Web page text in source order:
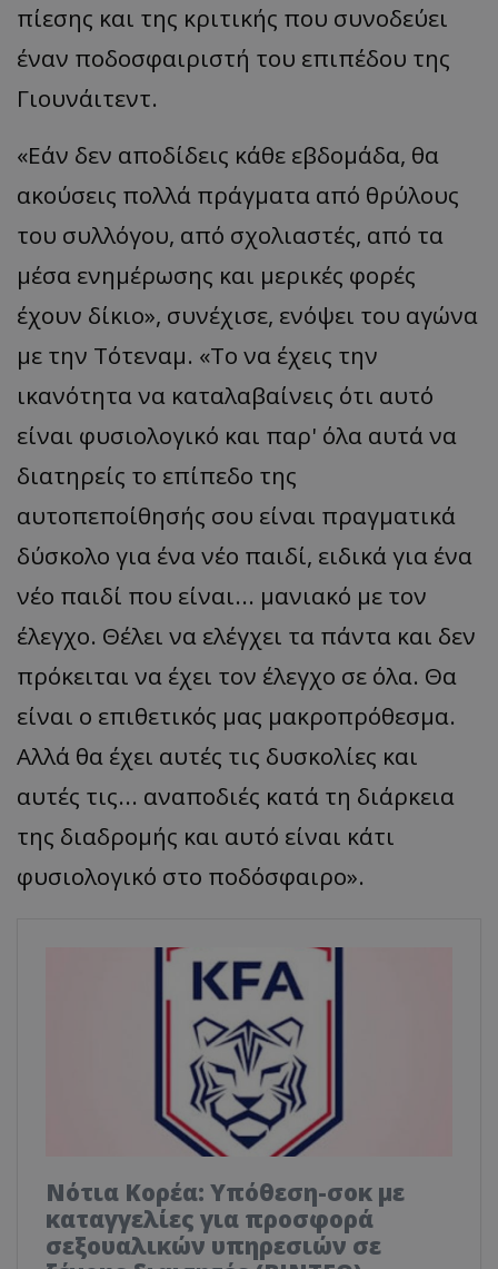
πίεσης και της κριτικής που συνοδεύει
έναν ποδοσφαιριστή του επιπέδου της
Γιουνάιτεντ.
«Εάν δεν αποδίδεις κάθε εβδομάδα, θα
ακούσεις πολλά πράγματα από θρύλους
του συλλόγου, από σχολιαστές, από τα
μέσα ενημέρωσης και μερικές φορές
έχουν δίκιο», συνέχισε, ενόψει του αγώνα
με την Τότεναμ. «Το να έχεις την
ικανότητα να καταλαβαίνεις ότι αυτό
είναι φυσιολογικό και παρ' όλα αυτά να
διατηρείς το επίπεδο της
αυτοπεποίθησής σου είναι πραγματικά
δύσκολο για ένα νέο παιδί, ειδικά για ένα
νέο παιδί που είναι... μανιακό με τον
έλεγχο. Θέλει να ελέγχει τα πάντα και δεν
πρόκειται να έχει τον έλεγχο σε όλα. Θα
είναι ο επιθετικός μας μακροπρόθεσμα.
Αλλά θα έχει αυτές τις δυσκολίες και
αυτές τις... αναποδιές κατά τη διάρκεια
της διαδρομής και αυτό είναι κάτι
φυσιολογικό στο ποδόσφαιρο».
Νότια Κορέα: Υπόθεση-σοκ με
καταγγελίες για προσφορά
σεξουαλικών υπηρεσιών σε